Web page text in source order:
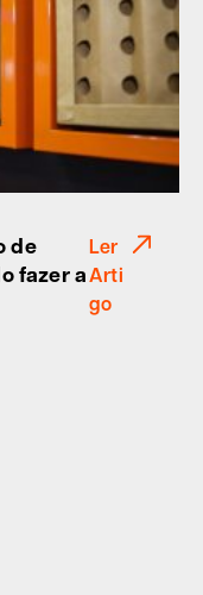
de
fazer a
Ler
Arti
go